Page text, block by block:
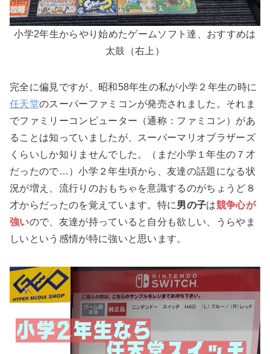
小学2年生からやり始めたゲームソフト達、おすすめは
太鼓（右上）
完全に偏見ですが、昭和58年生の私が小学２年生の時に
任天堂のスーパーファミコンが発売されました。それま
でファミリーコンピューター（通称：ファミコン）があ
ることは知っていましたが、スーパーマリオブラザーズ
くらいしか知りませんでした。（まだ小学１年生の７才
だったので…）小学２年生頃から、友達の話題になる状
況が増え、流行りのおもちゃを意識するのがちょうど８
才からだったのを覚えています。特に男の子は競争心が
強いので、友達が持っていると自分も欲しい、うらやま
しいという感情が特に強いと思います。